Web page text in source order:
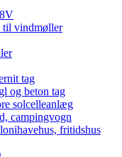
til vindmøller
tag
og beton tag
solcelleanlæg
campingvogn
fritidshus